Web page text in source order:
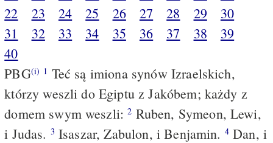
22
23 24 25 26 27 28 29
30
31
32 33 34 35 36 37 38
39
40
PBG(i) 1 Teć są imiona synów Izraelskich,
którzy weszli do Egiptu z Jakóbem; każdy z
domem swym weszli:2 Ruben, Symeon, Lewi,
i Judas. 3 Isaszar, Zabulon, i Benjamin. 4Dan, i